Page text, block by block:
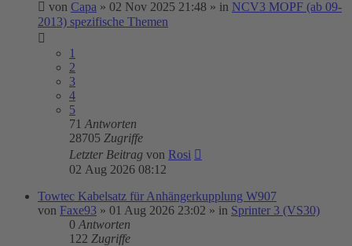
von Capa » 02 Nov 2025 21:48 » in NCV3 MOPF (ab 09-
2013) spezifische Themen
1
2
3
4
5
71 Antworten
28705 Zugriffe
Letzter Beitrag von Rosi
02 Aug 2026 08:12
Towtec Kabelsatz für Anhängerkupplung W907
von Faxe93 » 01 Aug 2026 23:02 » in Sprinter 3 (VS30)
0 Antworten
122 Zugriffe